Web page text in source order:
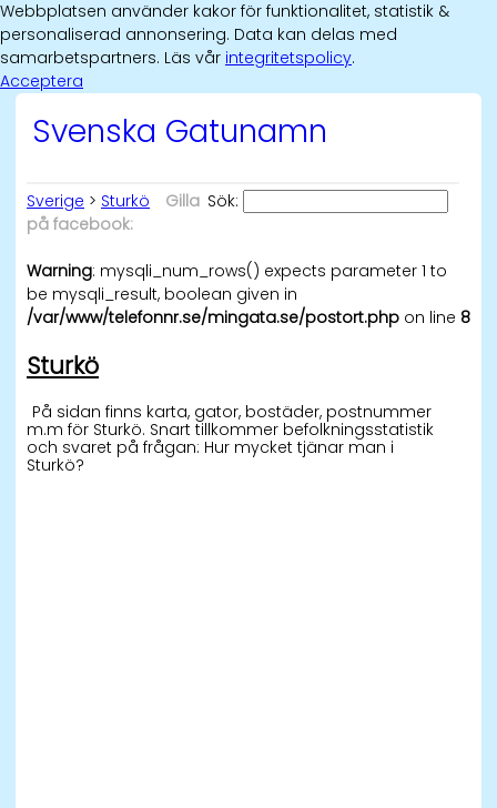
Webbplatsen använder kakor för funktionalitet, statistik &
personaliserad annonsering. Data kan delas med
samarbetspartners. Läs vår integritetspolicy.
Acceptera
Svenska Gatunamn
Sverige > Sturkö Sök:
Gilla
på facebook:
Warning: mysqli_num_rows() expects parameter 1 to
be mysqli_result, boolean given in
/var/www/telefonnr.se/mingata.se/postort.php on line 8
Sturkö
På sidan finns karta, gator, bostäder, postnummer
m.m för Sturkö. Snart tillkommer befolkningsstatistik
och svaret på frågan: Hur mycket tjänar man i
Sturkö?